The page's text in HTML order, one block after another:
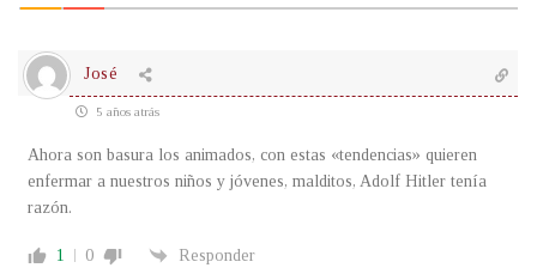
José
5 años atrás
Ahora son basura los animados, con estas «tendencias» quieren
enfermar a nuestros niños y jóvenes, malditos, Adolf Hitler tenía
razón.
1 0 Responder